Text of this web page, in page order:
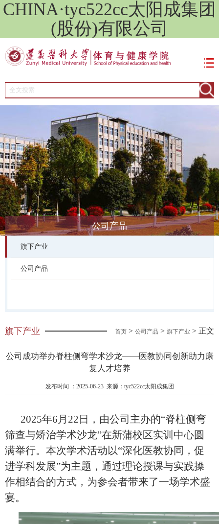
CHINA·tyc522cc太阳成集团
(股份)有限公司
公司产品
旗下产业
公司产品
首页 > 公司产品 > 旗下产业 > 正文
旗下产业
公司成功举办脊柱侧弯学术沙龙——医教协同创新助力康
复人才培养
发布时间 ：2025-06-23 来源：tyc522cc太阳成集团
2025年6月22日，由公司主办的“脊柱侧弯
筛查与矫治学术沙龙”在新蒲校区实训中心圆
满举行。本次学术活动以“深化医教协同，促
进学科发展”为主题，通过理论授课与实践操
作相结合的方式，为参会者带来了一场学术盛
宴。